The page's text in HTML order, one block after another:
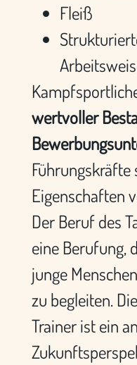
Fleiß
wertvoller
Führungskräfte
Eigenschaften
Der Beruf des
eine Berufung,
junge
zu begleiten.
Trainer ist ein